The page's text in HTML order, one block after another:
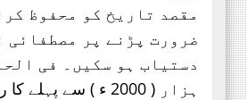
مقصد تاریخ کو محفوظ
ضرورت پڑنے پر مصطفائی
دستیاب ہو سکیں۔ فی
ہزار ( 2000 ء ) سے پہلے کا ریکارڈ،